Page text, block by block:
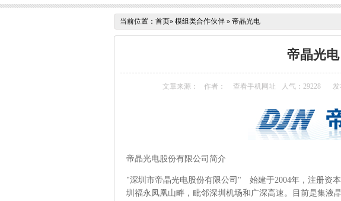
当前位置： 首页» 模组类合作伙伴 » 帝晶光电
帝晶光电
文章来源： 作者： 查看手机网址 人气： 29228 发
帝晶光电股份有限公司简介
"深圳市帝晶光电股份有限公司" 始建于2004年，注册资
圳福永凤凰山畔，毗邻深圳机场和广深高速。目前是集液